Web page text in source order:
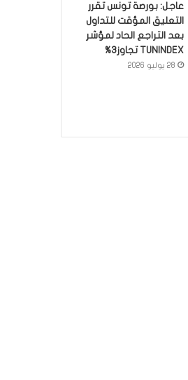
عاجل: بورصة تونس تقرر
التعليق المؤقت للتداول
بعد التراجع الحاد لمؤشر
TUNINDEX تجاوز3%
28 يوليو 2026